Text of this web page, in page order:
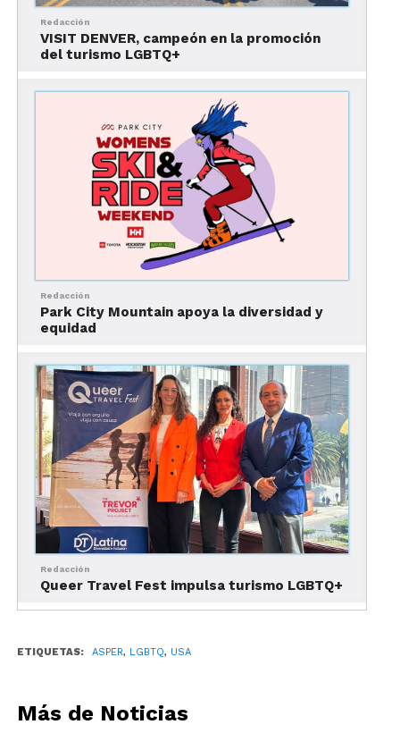
cálida metrópoli!
Si quieres recomendar otros complejos de esquí
visitareste enlace.
Redacción
VISIT DENVER, campeón en la promoción
del turismo LGBTQ+
Redacción
Park City Mountain apoya la diversidad y
equidad
Redacción
Queer Travel Fest impulsa turismo LGBTQ+
ETIQUETAS: ASPER, LGBTQ, USA
Más de Noticias